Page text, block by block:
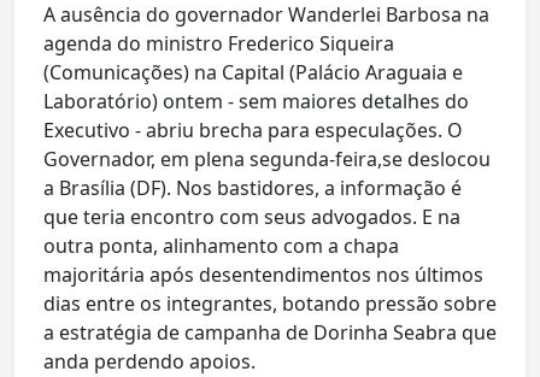
A ausência do governador Wanderlei Barbosa na
agenda do ministro Frederico Siqueira
(Comunicações) na Capital (Palácio Araguaia e
Laboratório) ontem - sem maiores detalhes do
Executivo - abriu brecha para especulações. O
Governador, em plena segunda-feira,se deslocou
a Brasília (DF). Nos bastidores, a informação é
que teria encontro com seus advogados. E na
outra ponta, alinhamento com a chapa
majoritária após desentendimentos nos últimos
dias entre os integrantes, botando pressão sobre
a estratégia de campanha de Dorinha Seabra que
anda perdendo apoios.